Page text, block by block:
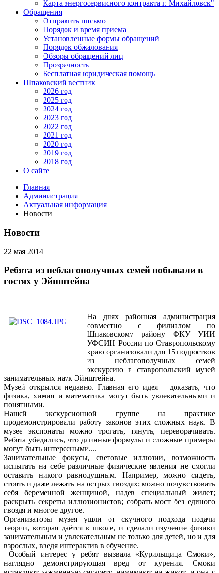
Карта энергосервисного контракта г. Михайловск"
Обращения
Отправить письмо
Порядок и время приема
Установленные формы обращений
Порядок обжалования
Обзоры обращений лиц
Прозрачность
Бесплатная юридическая помощь
Шпаковский вестник
2026 год
2025 год
2024 год
2023 год
2022 год
2021 год
2020 год
2019 год
2018 год
О сайте
Главная
Администрация
Актуальная информация
Новости
Новости
22 мая 2014
Ребята из неблагополучных семей побывали в
гостях у Эйнштейна
На днях районная администрация
совместно с филиалом по
Шпаковскому району ФКУ УИИ
УФСИН России по Ставропольскому
краю организовали для 15 подростков
из неблагополучных семей
экскурсию в ставропольский музей
занимательных наук Эйнштейна.
Музей открылся недавно. Главная его идея – доказать, что
физика, химия и математика могут быть увлекательными и
понятными.
Нашей экскурсионной группе на практике
продемонстрировали работу законов этих сложных наук. В
музее экспонаты можно трогать, тянуть, переворачивать.
Ребята убедились, что длинные формулы и сложные примеры
могут быть интересными....
Занимательные фокусы, световые иллюзии, возможность
испытать на себе различные физические явления не смогли
оставить никого равнодушным. Например, можно сидеть,
стоять и даже лежать на острых гвоздях; можно почувствовать
себя беременной женщиной, надев специальный жилет;
раскрыть секреты иллюзионистов; собрать мост без единого
гвоздя и многое другое.
Организаторы музея ушли от скучного подхода подачи
теории, которая даётся в школе, и сделали изучение физики
занимательным и увлекательным не только для детей, но и для
взрослых, введя интерактив в обучение.
Особый интерес у ребят вызвала «Курильщица Смоки»,
наглядно демонстрирующая вред от курения. Смоки